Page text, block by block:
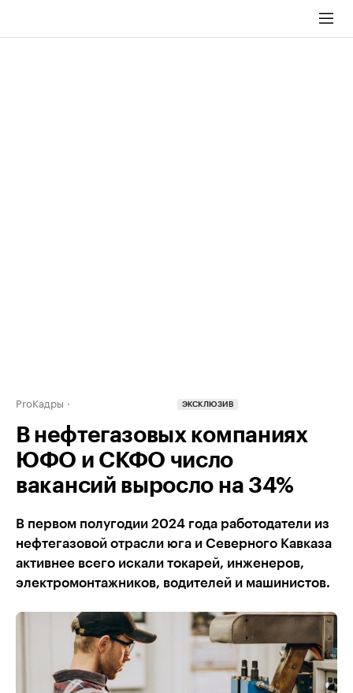
ProКадры ЭКСКЛЮЗИВ
В нефтегазовых компаниях
ЮФО и СКФО число
вакансий выросло на 34%
В первом полугодии 2024 года работодатели из
нефтегазовой отрасли юга и Северного Кавказа
активнее всего искали токарей, инженеров,
электромонтажников, водителей и машинистов.